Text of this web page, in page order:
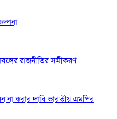
রাজনীতির সমীকরণ
না করার দাবি ভারতীয় এমপির